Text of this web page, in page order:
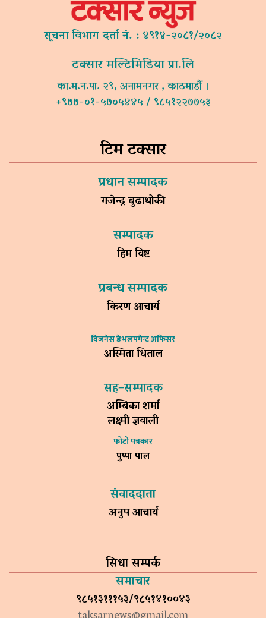
सूचना विभाग दर्ता नं. : ४९१४-२०८१/२०८२
टक्सार मल्टिमिडिया प्रा.लि
का.म.न.पा. २९, अनामनगर , काठमाडौं ।
+९७७-०१-५७०५४४५ / ९८५१२२७७५३
टिम टक्सार
प्रधान सम्पादक
गजेन्द्र बुढाथोकी
सम्पादक
हिम विष्ट
प्रबन्ध सम्पादक
किरण आचार्य
विजनेस डेभलपमेन्ट अफिसर
अस्मिता धिताल
सह–सम्पादक
अम्बिका शर्मा
लक्ष्मी ज्ञवाली
फोटो पत्रकार
पुष्पा पाल
संवाददाता
अनुप आचार्य
सिधा सम्पर्क
समाचार
९८५१३१११५३/९८५१४१००४३